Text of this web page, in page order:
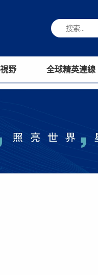
野 全球精英連線